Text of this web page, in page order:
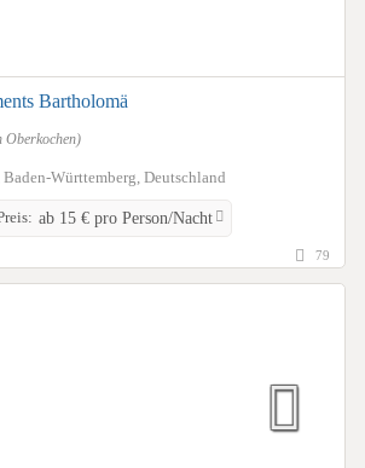
Bartholomä
Oberkochen)
Württemberg, Deutschland
ab 15 € pro Person/Nacht
79